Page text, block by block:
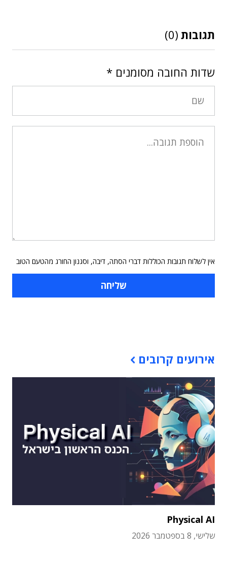
תגובות (0)
שדות החובה מסומנים *
אין לשלוח תגובות הכוללות דברי הסתה, דיבה, וסגנון החורג מהטעם הטוב
אירועים קרובים
Physical AI
שלישי, 8 בספטמבר 2026